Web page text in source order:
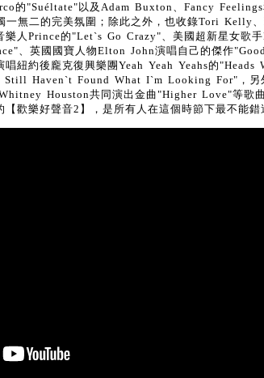
的"Suéltate"以及Adam Buxton、Fancy Feelings
無二的完美氛圍；除此之外，也收錄Tori Kelly、
樂人Prince的"Let`s Go Crazy"、美國超新星女歌
、英國國寶人物Elton John演唱自己的傑作
唱紐約後龐克復興樂團Yeah Yeah Yeahs的
Still Haven`t Found What I`m Looking For"，
Houston共同演出金曲"Higher Love"等歌
歡樂好聲音2】，是所有人在這個時節下最不能錯